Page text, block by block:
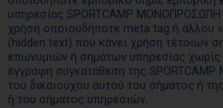
υπηρεσίας SPORTCAMP ΜΟΝΟΠΡΟΣΩΠΗ
χρήση οποιουδήποτε meta tag ή άλλου
(hidden text) που κάνει χρήση τέτοιων
επωνυμιών ή σημάτων υπηρεσίας χωρίς
έγγραφη συγκατάθεση της
του δικαιούχου αυτού του σήματος ή
ή του σήματος υπηρεσιών.